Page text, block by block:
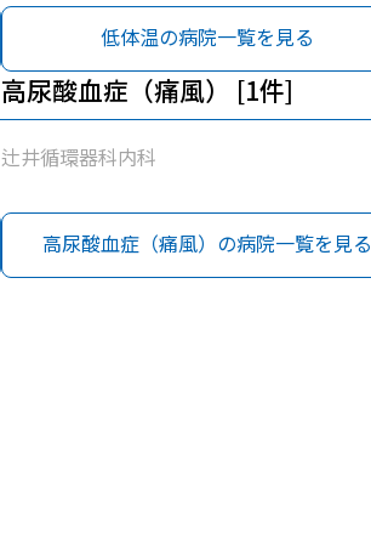
低体温の病院一覧を見る
高尿酸血症（痛風） [1件]
辻井循環器科内科
高尿酸血症（痛風）の病院一覧を見る